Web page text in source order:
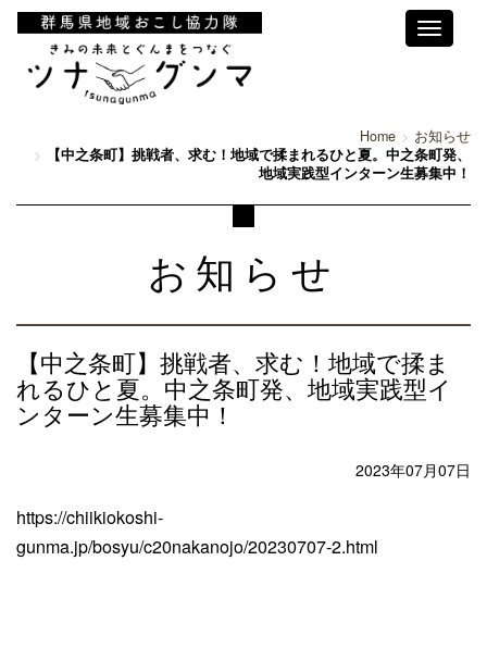
Toggle
Home
お知らせ
【中之条町】挑戦者、求む！地域で揉まれるひと夏。中之条町発、
地域実践型インターン生募集中！
お知らせ
【中之条町】挑戦者、求む！地域で揉ま
れるひと夏。中之条町発、地域実践型イ
ンターン生募集中！
2023年07月07日
https://chiikiokoshi-
gunma.jp/bosyu/c20nakanojo/20230707-2.html